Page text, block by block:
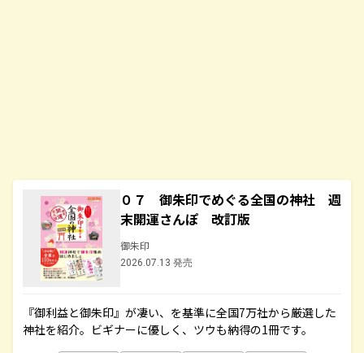
０７ 御朱印でめぐる全国の神社 週
末開運さんぽ 改訂版
御朱印
2026.07.13 発売
『御利益と御朱印』が凄い、を基準に全国7万社から厳選した
神社を紹介。ビギナーに優しく、ツウも納得の1冊です。